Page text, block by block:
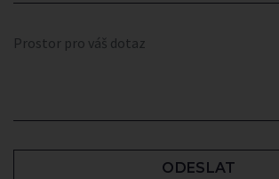
ODESLAT